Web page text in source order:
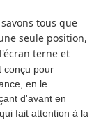
tous que
seule position,
terne et
conçu pour
en le
d'avant en
fait attention à la